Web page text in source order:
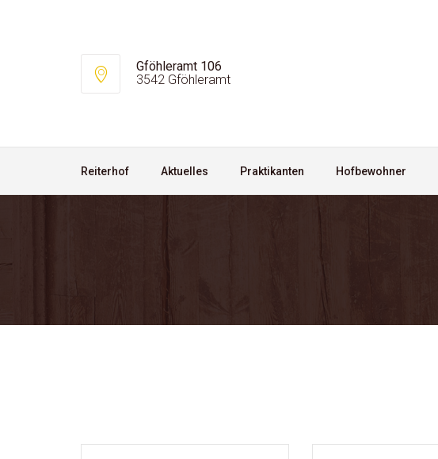
Gföhleramt 106
3542 Gföhleramt
Reiterhof Aktuelles Praktikanten Hofbewohner